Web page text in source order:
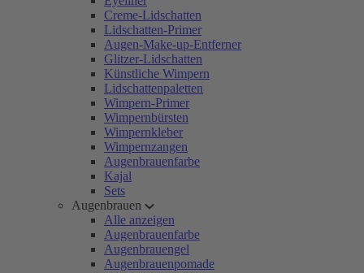
Creme-Lidschatten
Lidschatten-Primer
Augen-Make-up-Entferner
Glitzer-Lidschatten
Künstliche Wimpern
Lidschattenpaletten
Wimpern-Primer
Wimpernbürsten
Wimpernkleber
Wimpernzangen
Augenbrauenfarbe
Kajal
Sets
Augenbrauen
Alle anzeigen
Augenbrauenfarbe
Augenbrauengel
Augenbrauenpomade